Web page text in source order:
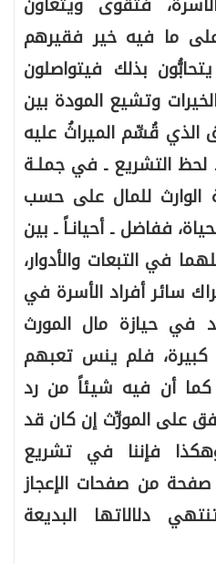
ما فيه خير فقيرهم
بذلك فيتواصلون
وتشيع المودة بين
الذي قُسِّم الميراثُ عليه
لحظ التشريع ـ في جملـة
الوارث للمال على حسب
ففاضل ـ أحيانـاً ـ بين
في التبعات والأدوار،
سائر أفراد الأسرة في
حيازة مال المورث
فلم ينس تعبهم
كما أن فيه شيئاً من رد
على المورِّث إن كان قد
فإننا في تشريع
صفحة من صفحات الإعجاز
دلالاتها البديعة